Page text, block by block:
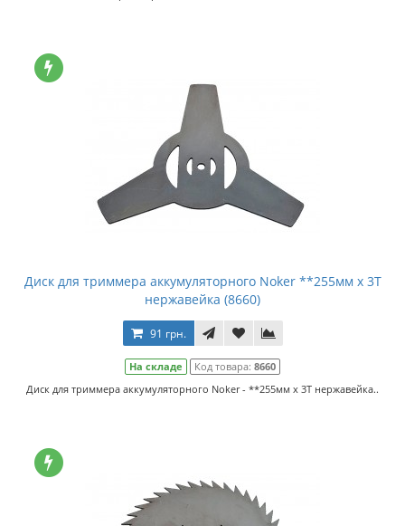
Диск для триммера аккумуляторного Noker **255мм x 3Т
нержавейка (8660)
91 грн.
На складе Код товара: 8660
Диск для триммера аккумуляторного Noker - **255мм x 3Т нержавейка..